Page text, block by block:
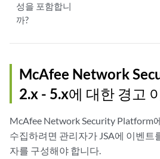
성을 포함합니
까?
McAfee Network
2.x - 5.x에 대한 경고
McAfee Network Security Platform
수집하려면 관리자가 JSA에 이벤트
자를 구성해야 합니다.